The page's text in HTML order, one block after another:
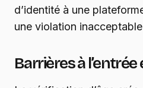
d’identité à une
une violation
Barrières à